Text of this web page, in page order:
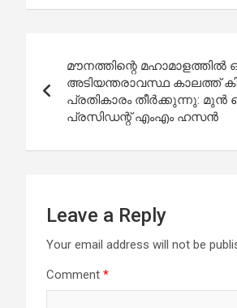
navigation
മൗനത്തിന്റെ മഹാമാളത്തില്‍
അടിയന്തരാവസ്ഥ കാലത്ത്
പ്രതികാരം തീര്‍ക്കുന്നു: മുന്‍
പ്രസിഡന്റ് എംഎം ഹസന്‍
Leave a Reply
Your email address will not be
Comment *